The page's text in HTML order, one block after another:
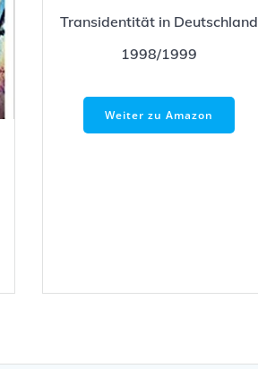
Transidentität in Deutschland
1998/1999
Weiter zu Amazon